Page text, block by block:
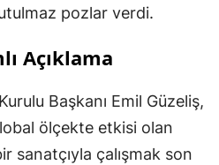
pozlar verdi.
Açıklama
Başkanı Emil Güzeliş,
ölçekte etkisi olan
sanatçıyla çalışmak son